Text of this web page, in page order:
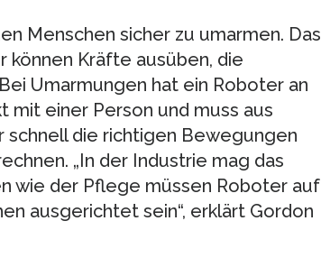
Menschen sicher zu umarmen. Das
können Kräfte ausüben, die
Umarmungen hat ein Roboter an
mit einer Person und muss aus
die richtigen Bewegungen
„In der Industrie mag das
wie der Pflege müssen Roboter auf
ausgerichtet sein“, erklärt Gordon